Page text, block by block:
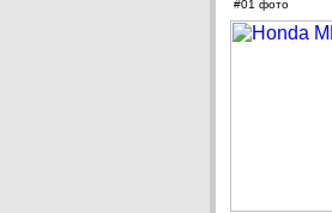
#01 фото